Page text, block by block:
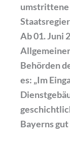
umstrittene
Ab 01. Juni
Behörden
es: „Im
Bayerns